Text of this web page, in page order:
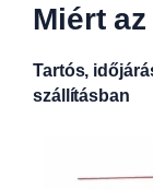
Miért
Tartós,
szállításban